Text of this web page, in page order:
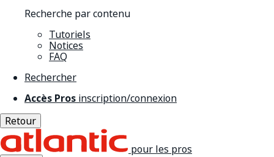
Recherche par contenu
Tutoriels
Notices
FAQ
Rechercher
Accès Pros inscription/connexion
Retour
pour les pros